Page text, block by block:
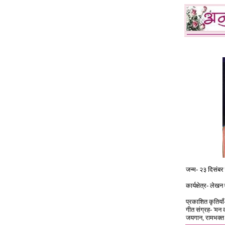
जन्म- २३
कार्यक्षेत्र- लेखन
प्रकाशित
गीत संग्रह- 'मन
जयगान,